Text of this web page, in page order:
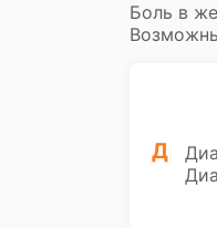
Боль в
Д